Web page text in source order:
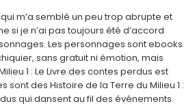
m’a semblé un peu trop abrupte et
si je n’ai pas toujours été d’accord
Les personnages sont ebooks
sans gratuit ni émotion, mais
1 : Le Livre des contes perdus est
sont des Histoire de la Terre du Milieu 1 :
qui dansent au fil des événements.